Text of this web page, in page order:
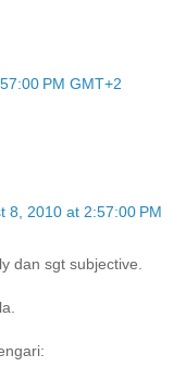
PM GMT+2
8, 2010 at 2:57:00 PM
dan sgt subjective.